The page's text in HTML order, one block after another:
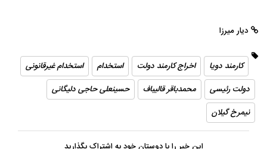
دیار میرزا
کارمند دویا اخراج کارمند دولت استخدام
استخدام غیرقانونی
دولت رئیسی
محمدباقر قالیباف
حسینعلی حاجی دلیگانی
نیمرخ گیلان